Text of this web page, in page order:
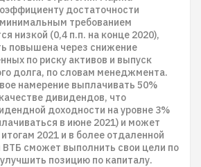
достаточности
требованием
низкой (0,4 п.п. на конце 2020),
повышена через снижение
по риску активов и выпуск
долга, по словам менеджмента.
намерение выплачивать 50%
дивидендов, что
доходности на уровне 3%
в июне 2021) и может
2021 и в более отдаленной
ВТБ сможет выполнить свои цели по
позицию по капиталу.